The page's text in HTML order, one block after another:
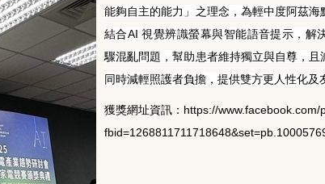
能夠自主的能力」之理念，為輕中度阿茲海
結合AI 視覺辨識螢幕與智能語音提示，解
驟混亂問題，幫助患者維持獨立與自尊，且
同時減輕照護者負擔，提供雙方更人性化及
獲獎網址資訊： https://www.facebook.com/